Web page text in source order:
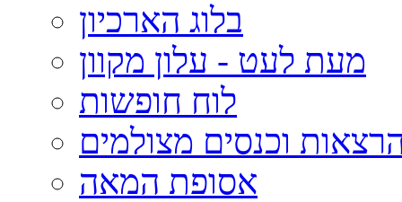
בלוג הארכיון
מעת לעט - עלון מקוון
לוח חופשות
וכנסים מצולמים
אסופת המאה